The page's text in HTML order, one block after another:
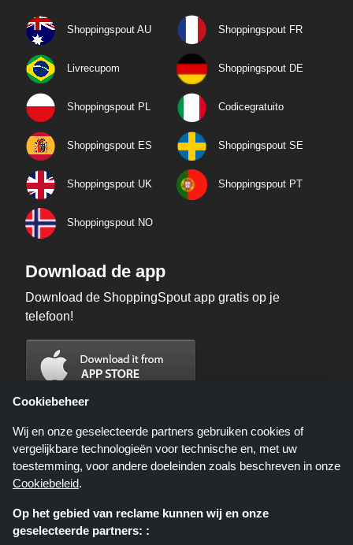
Shoppingspout AU Shoppingspout FR
Livrecupom Shoppingspout DE
Shoppingspout PL Codicegratuito
Shoppingspout ES Shoppingspout SE
Shoppingspout UK Shoppingspout PT
Shoppingspout NO
Download de app
Download de ShoppingSpout app gratis op je
telefoon!
Shoppingspout.nl is een website die u deals, kortingen en kortingscodes
Cookiebeheer
Wij en onze geselecteerde partners gebruiken cookies of
vergelijkbare technologieën voor technische en, met uw
toestemming, voor andere doeleinden zoals beschreven in onze
Cookiebeleid.
Op het gebied van reclame kunnen wij en onze
geselecteerde partners: :